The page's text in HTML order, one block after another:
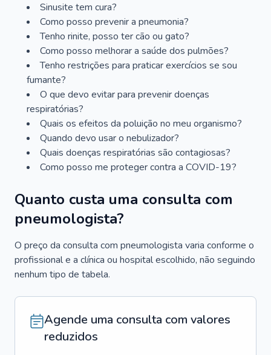
Sinusite tem cura?
Como posso prevenir a pneumonia?
Tenho rinite, posso ter cão ou gato?
Como posso melhorar a saúde dos pulmões?
Tenho restrições para praticar exercícios se sou
fumante?
O que devo evitar para prevenir doenças
respiratórias?
Quais os efeitos da poluição no meu organismo?
Quando devo usar o nebulizador?
Quais doenças respiratórias são contagiosas?
Como posso me proteger contra a COVID-19?
Quanto custa uma consulta com
pneumologista?
O preço da consulta com pneumologista varia conforme o
profissional e a clínica ou hospital escolhido, não seguindo
nenhum tipo de tabela.
Agende uma consulta com valores
reduzidos